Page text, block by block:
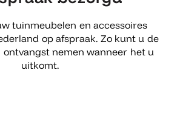
tuinmeubelen en accessoires
op afspraak. Zo kunt u de
nemen wanneer het u
uitkomt.